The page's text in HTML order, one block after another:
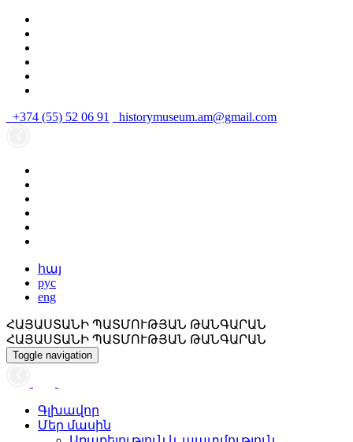
+374 (55) 52 06 91 historymuseum.am@gmail.com
հայ
рус
eng
ՀԱՅԱՍՏԱՆԻ ՊԱՏՄՈՒԹՅԱՆ ԹԱՆԳԱՐԱՆ
ՀԱՅԱՍՏԱՆԻ ՊԱՏՄՈՒԹՅԱՆ ԹԱՆԳԱՐԱՆ
Toggle navigation
Գլխավոր
Մեր մասին